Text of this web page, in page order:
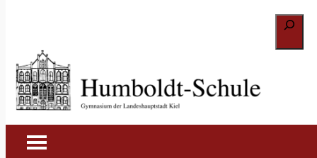
Suchen
Vamos al cine! (2023)
27. August 2023